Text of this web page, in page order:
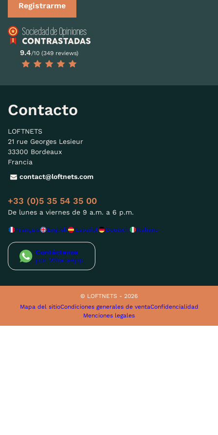
Registrarme
9.4/10 (349 reviews)
Contacto
LOFTNETS
21 rue Georges Lesieur
33300 Bordeaux
Francia
contact@loftnets.com
+33 (0)5 35 54 35 00
De lunes a viernes de 9 a.m. a 6 p.m.
Français English Español Deutsch Italiano
Contáctenos
por WhatsApp
© LOFTNETS - 2026
Mapa del sitioCondiciones generales de ventaConfidencialidad
Menciones legales